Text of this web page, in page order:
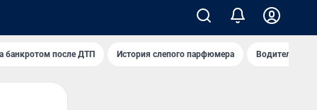
банкротом после ДТП История слепого парфюмера Водители